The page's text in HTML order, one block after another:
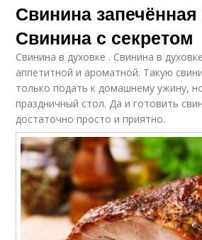
Свинина
Свинина с секретом
Свинина в духовке . Свинина в
аппетитной и ароматной. Такую
только подать к домашнему ужину,
праздничный стол. Да и готовить
достаточно просто и приятно.